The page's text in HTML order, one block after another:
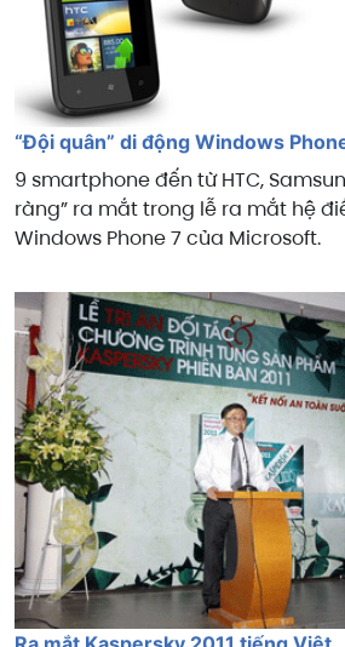
“Đội quân” di động Windows
9 smartphone đến từ HTC,
ràng” ra mắt trong lễ ra mắt hệ
Windows Phone 7 của Microsoft.